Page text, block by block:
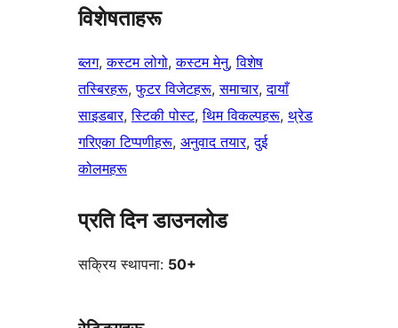
विशेषताहरू
ब्लग, कस्टम लोगो, कस्टम मेनु, विशेष
तस्बिरहरू, फुटर विजेटहरू, समाचार, दायाँ
साइडबार, स्टिकी पोस्ट, थिम विकल्पहरू, थ्रेड
गरिएका टिप्पणीहरू, अनुवाद तयार, दुई
कोलमहरू
प्रति दिन डाउनलोड
सक्रिय स्थापना: 50+